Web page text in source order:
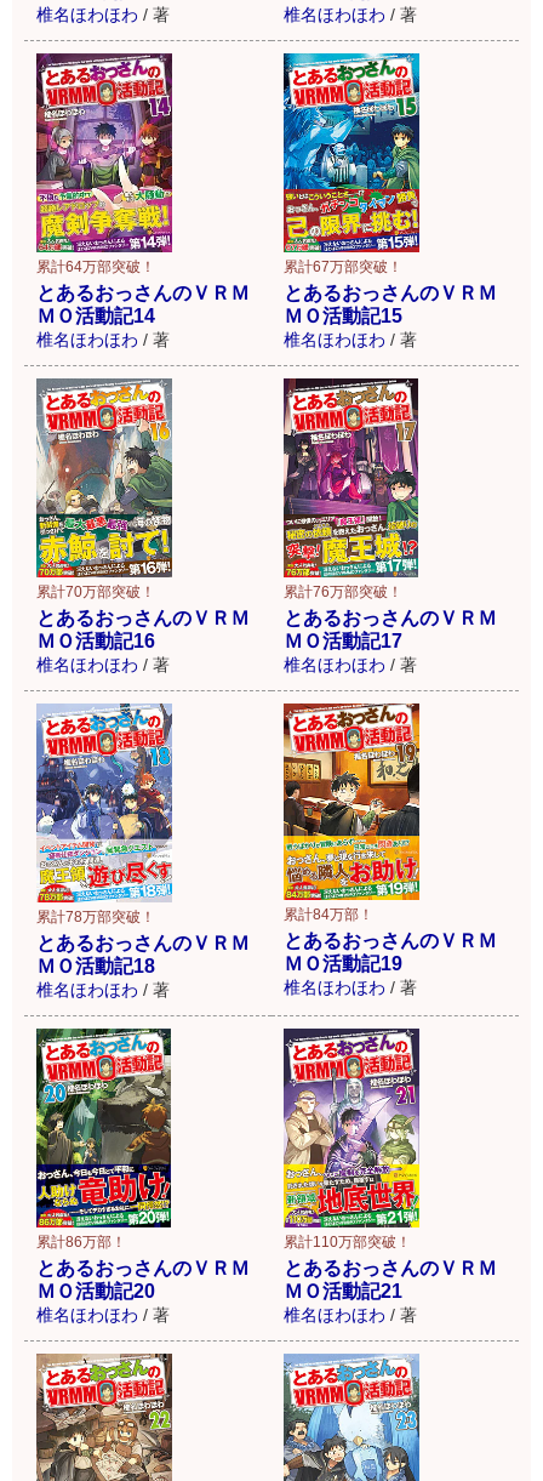
椎名ほわほわ / 著 椎名ほわほわ / 著
累計64万部突破！
とあるおっさんのＶＲＭ
ＭＯ活動記14
椎名ほわほわ / 著
累計67万部突破！
とあるおっさんのＶＲＭ
ＭＯ活動記15
椎名ほわほわ / 著
累計70万部突破！
とあるおっさんのＶＲＭ
ＭＯ活動記16
椎名ほわほわ / 著
累計76万部突破！
とあるおっさんのＶＲＭ
ＭＯ活動記17
椎名ほわほわ / 著
累計78万部突破！
とあるおっさんのＶＲＭ
ＭＯ活動記18
椎名ほわほわ / 著
累計84万部！
とあるおっさんのＶＲＭ
ＭＯ活動記19
椎名ほわほわ / 著
累計86万部！
とあるおっさんのＶＲＭ
ＭＯ活動記20
椎名ほわほわ / 著
累計110万部突破！
とあるおっさんのＶＲＭ
ＭＯ活動記21
椎名ほわほわ / 著